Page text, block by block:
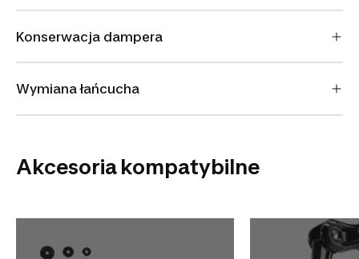
Konserwacja dampera
Wymiana łańcucha
Akcesoria kompatybilne